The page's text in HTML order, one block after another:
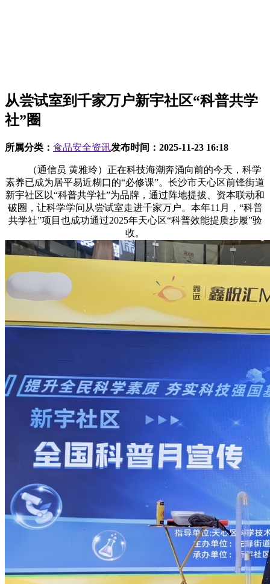
从尝试室到千家万户新宇社区“科普共学
社”圈
所属分类： 食品安全资讯发布时间： 2025-11-23 16:18
（通信员 黄雅玲）正在科技海潮奔涌向前的今天，科学
素养已成为居平易近糊口的“必修课”。长沙市天心区前锋街道
新宇社区以“科普共学社”为品牌，通过阵地提拔、资本联动和
破圈，让科学学问从尝试室走进千家万户。本年11月，“科普
共学社”项目也成功通过2025年天心区“科普效能提质步履”验
收。